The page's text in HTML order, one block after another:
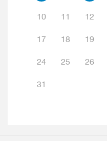
10 11 12
17 18 19
24 25 26
31